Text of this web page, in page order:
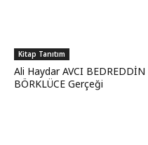
Kitap Tanıtım
Ali Haydar AVCI BEDREDDİN
BÖRKLÜCE Gerçeği